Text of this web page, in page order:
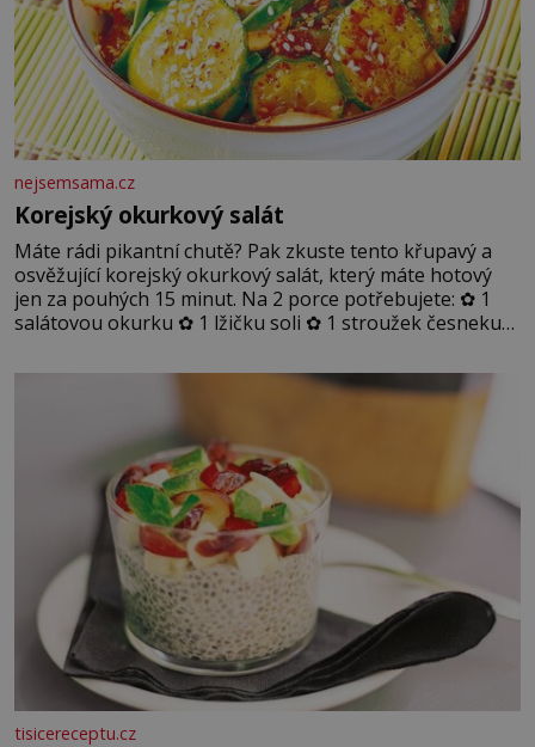
nejsemsama.cz
Korejský okurkový salát
Máte rádi pikantní chutě? Pak zkuste tento křupavý a
osvěžující korejský okurkový salát, který máte hotový
jen za pouhých 15 minut. Na 2 porce potřebujete: ✿ 1
salátovou okurku ✿ 1 lžičku soli ✿ 1 stroužek česneku
sezamového oleje ✿ 1 lžičku chilli ✿ 1 lžičku cukru ✿ 1
jarní cibulku ✿ 1 lžíci sezamových semínek
tisicereceptu.cz